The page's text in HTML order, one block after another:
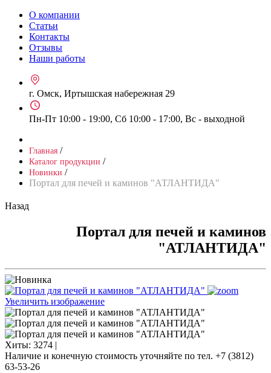
О компании
Статьи
Контакты
Отзывы
Наши работы
г. Омск, Иртышская набережная 29
Пн-Пт 10:00 - 19:00, Сб 10:00 - 17:00, Вс - выходной
Главная /
Каталог продукции /
Новинки /
Портал для печей и каминов "АТЛАНТИДА"
Назад
Портал для печей и каминов
"АТЛАНТИДА"
Увеличить изображение
Хиты: 3274 |
Наличие и конечную стоимость уточняйте по тел. +7 (3812)
63-53-26